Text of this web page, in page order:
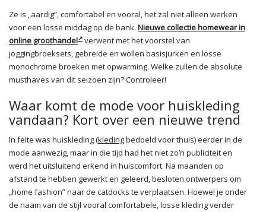
Ze is „aardig”, comfortabel en vooral, het zal niet alleen werken
voor een losse middag op de bank. Nieuwe collectie homewear in
online groothandel
verwent met het voorstel van
joggingbroeksets, gebreide en wollen basisjurken en losse
monochrome broeken met opwarming. Welke zullen de absolute
musthaves van dit seizoen zijn? Controleer!
Waar komt de mode voor huiskleding
vandaan? Kort over een nieuwe trend
In feite was huiskleding (kledingbedoeld voor thuis) eerder in de
mode aanwezig, maar in die tijd had het niet zo’n publiciteit en
werd het uitsluitend erkend in huiscomfort. Na maanden op
afstand te hebben gewerkt en geleerd, besloten ontwerpers om
„home fashion” naar de catdocks te verplaatsen. Hoewel je onder
de naam van de stijl vooral comfortabele, losse kleding verder